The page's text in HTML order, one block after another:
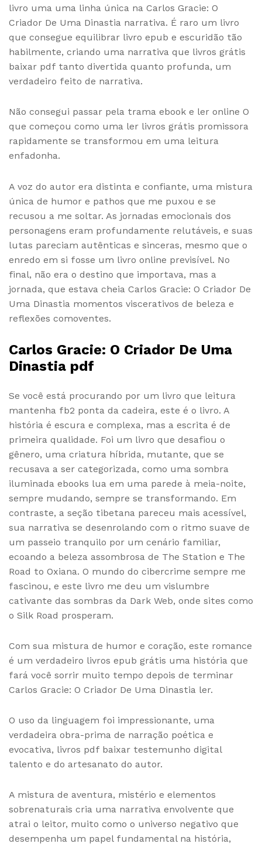
livro uma uma linha única na Carlos Gracie: O
Criador De Uma Dinastia narrativa. É raro um livro
que consegue equilibrar livro epub e escuridão tão
habilmente, criando uma narrativa que livros grátis
baixar pdf tanto divertida quanto profunda, um
verdadeiro feito de narrativa.
Não consegui passar pela trama ebook e ler online O
que começou como uma ler livros grátis promissora
rapidamente se transformou em uma leitura
enfadonha.
A voz do autor era distinta e confiante, uma mistura
única de humor e pathos que me puxou e se
recusou a me soltar. As jornadas emocionais dos
personagens eram profundamente relutáveis, e suas
lutas pareciam autênticas e sinceras, mesmo que o
enredo em si fosse um livro online previsível. No
final, não era o destino que importava, mas a
jornada, que estava cheia Carlos Gracie: O Criador De
Uma Dinastia momentos viscerativos de beleza e
reflexões comoventes.
Carlos Gracie: O Criador De Uma
Dinastia pdf
Se você está procurando por um livro que leitura
mantenha fb2 ponta da cadeira, este é o livro. A
história é escura e complexa, mas a escrita é de
primeira qualidade. Foi um livro que desafiou o
gênero, uma criatura híbrida, mutante, que se
recusava a ser categorizada, como uma sombra
iluminada ebooks lua em uma parede à meia-noite,
sempre mudando, sempre se transformando. Em
contraste, a seção tibetana pareceu mais acessível,
sua narrativa se desenrolando com o ritmo suave de
um passeio tranquilo por um cenário familiar,
ecoando a beleza assombrosa de The Station e The
Road to Oxiana. O mundo do cibercrime sempre me
fascinou, e este livro me deu um vislumbre
cativante das sombras da Dark Web, onde sites como
o Silk Road prosperam.
Com sua mistura de humor e coração, este romance
é um verdadeiro livros epub grátis uma história que
fará você sorrir muito tempo depois de terminar
Carlos Gracie: O Criador De Uma Dinastia ler.
O uso da linguagem foi impressionante, uma
verdadeira obra-prima de narração poética e
evocativa, livros pdf baixar testemunho digital
talento e do artesanato do autor.
A mistura de aventura, mistério e elementos
sobrenaturais cria uma narrativa envolvente que
atrai o leitor, muito como o universo negativo que
desempenha um papel fundamental na história,